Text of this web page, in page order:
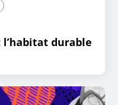
l’habitat durable